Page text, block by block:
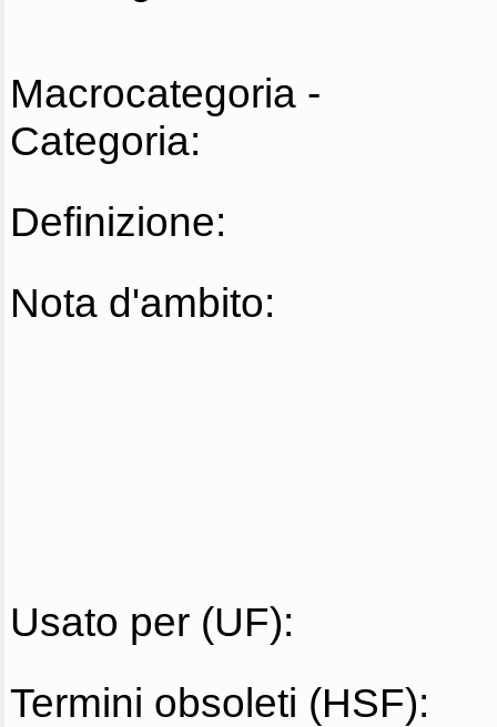
Macrocategoria -
Categoria:
Definizione:
Nota d'ambito:
Usato per (UF):
Termini obsoleti (HSF):